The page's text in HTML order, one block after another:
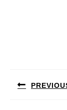
записям